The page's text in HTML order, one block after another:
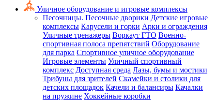
Уличное оборудование и игровые комплексы
Песочницы. Песочные дворики Детские игровые
комплексы Карусели и горки Арки и ограждения
Уличные тренажеры Воркаут ГТО Военно-
спортивная полоса препятствий Оборудование
для парка Спортивное уличное оборудование
Игровые элементы Уличный спортивный
комплекс Доступная среда Лазы, бумы и мостики
Трибуны для зрителей Скамейки и столики для
детских площадок Качели и балансиры Качалки
на пружине Хоккейные коробки